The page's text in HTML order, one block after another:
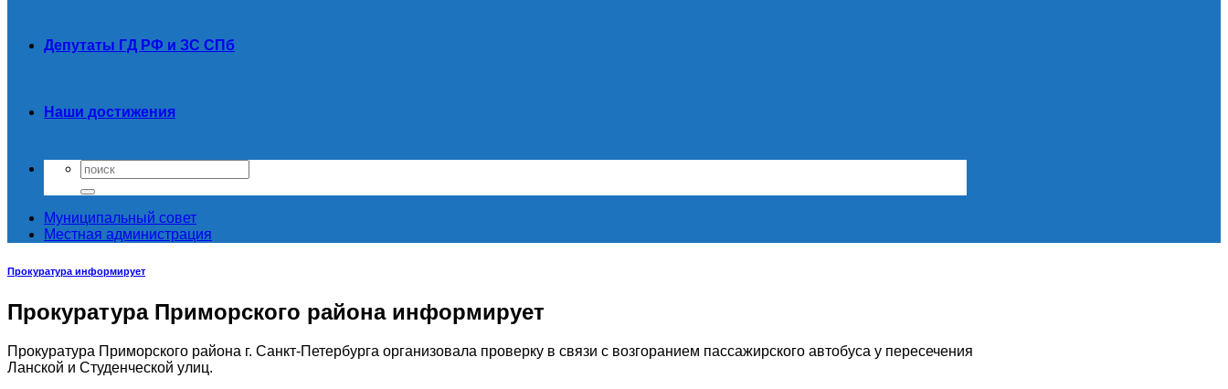
Депутаты ГД РФ и ЗС СПб
Наши достижения
Муниципальный совет
Местная администрация
Прокуратура информирует
Прокуратура Приморского района информирует
Прокуратура Приморского района г. Санкт-Петербурга организовала проверку в связи с возгоранием пассажирского автобуса у пересечения
Ланской и Студенческой улиц.